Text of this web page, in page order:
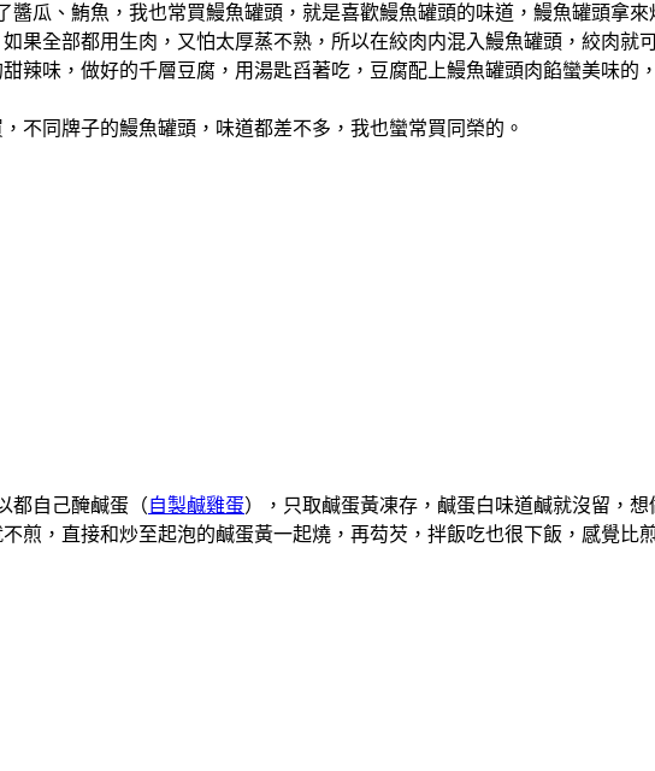
瓜、鮪魚，我也常買鰻魚罐頭，就是喜歡鰻魚罐頭的味道，鰻魚罐頭拿
果全部都用生肉，又怕太厚蒸不熟，所以在絞肉内混入鰻魚罐頭，絞肉就
辣味，做好的千層豆腐，用湯匙舀著吃，豆腐配上鰻魚罐頭肉餡蠻美味的
不同牌子的鰻魚罐頭，味道都差不多，我也蠻常買同榮的。
都自己醃鹹蛋（自製鹹雞蛋），只取鹹蛋黃凍存，鹹蛋白味道鹹就沒留，
煎，直接和炒至起泡的鹹蛋黃一起燒，再芶芡，拌飯吃也很下飯，感覺比